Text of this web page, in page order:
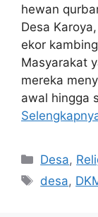
hewan
Desa
ekor
Masyarakat
mereka
awal hingga
Kategori
Desa,
Tag
desa,